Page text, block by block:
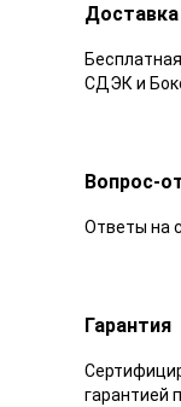
СДЭК и
Вопрос-
Ответы на
Гарантия
гарантией